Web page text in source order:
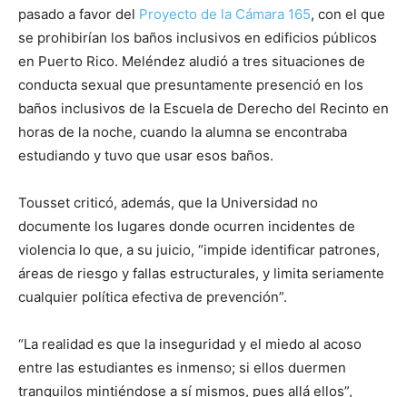
pasado a favor del Proyecto de la Cámara 165, con el que
se prohibirían los baños inclusivos en edificios públicos
en Puerto Rico. Meléndez aludió a tres situaciones de
conducta sexual que presuntamente presenció en los
baños inclusivos de la Escuela de Derecho del Recinto en
horas de la noche, cuando la alumna se encontraba
estudiando y tuvo que usar esos baños.
Tousset criticó, además, que la Universidad no
documente los lugares donde ocurren incidentes de
violencia lo que, a su juicio, “impide identificar patrones,
áreas de riesgo y fallas estructurales, y limita seriamente
cualquier política efectiva de prevención”.
“La realidad es que la inseguridad y el miedo al acoso
entre las estudiantes es inmenso; si ellos duermen
tranquilos mintiéndose a sí mismos, pues allá ellos”,